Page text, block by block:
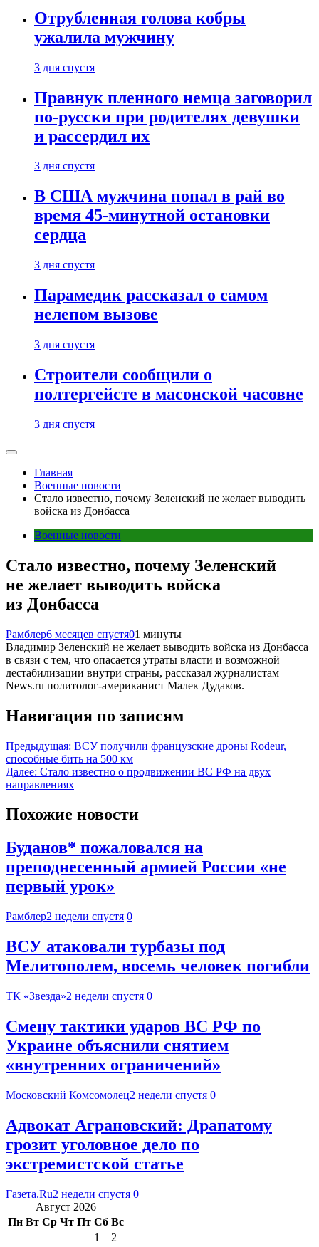
Отрубленная голова кобры
ужалила мужчину
3 дня спустя
Правнук пленного немца заговорил
по-русски при родителях девушки
и рассердил их
3 дня спустя
В США мужчина попал в рай во
время 45-минутной остановки
сердца
3 дня спустя
Парамедик рассказал о самом
нелепом вызове
3 дня спустя
Строители сообщили о
полтергейсте в масонской часовне
3 дня спустя
Главная
Военные новости
Стало известно, почему Зеленский не желает выводить
войска из Донбасса
Военные новости
Стало известно, почему Зеленский
не желает выводить войска
из Донбасса
Рамблер6 месяцев спустя01 минуты
Владимир Зеленский не желает выводить войска из Донбасса
в связи с тем, что опасается утраты власти и возможной
дестабилизации внутри страны, рассказал журналистам
News.ru политолог-американист Малек Дудаков.
Навигация по записям
Предыдущая: ВСУ получили французские дроны Rodeur,
способные бить на 500 км
Далее: Стало известно о продвижении ВС РФ на двух
направлениях
Похожие новости
Буданов* пожаловался на
преподнесенный армией России «не
первый урок»
Рамблер2 недели спустя 0
ВСУ атаковали турбазы под
Мелитополем, восемь человек погибли
ТК «Звезда»2 недели спустя 0
Смену тактики ударов ВС РФ по
Украине объяснили снятием
«внутренних ограничений»
Московский Комсомолец2 недели спустя 0
Адвокат Аграновский: Драпатому
грозит уголовное дело по
экстремистской статье
Газета.Ru2 недели спустя 0
Август 2026
Пн Вт Ср Чт Пт Сб Вс
1
2